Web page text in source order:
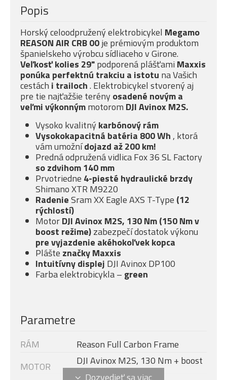
Popis
Horský celoodpružený elektrobicykel Megamo
REASON AIR CRB 00je prémiovým produktom
španielskeho výrobcu sídliaceho v Girone.
Veľkosť kolies 29"podporená plášťami Maxxis
ponúka perfektnú trakciu a istotu na Vašich
cestách i trailoch. Elektrobicykel stvorený aj
pre tie najťažšie terény osadené novým a
veľmivýkonnýmmotorom DJI Avinox M2S.
Vysoko kvalitný karbónový rám
Vysokokapacitná batéria 800 Wh , ktorá
vám umožnídojazd až 200 km!
Predná odpružená vidlica Fox 36 SL Factory
sozdvihom 140 mm
Prvotriedne 4-piesté hydraulické brzdy
Shimano XTR M9220
RadenieSram XX Eagle AXS T-Type (12
rýchlostí)
MotorDJI Avinox M2S, 130 Nm (150 Nm v
boost režime)zabezpečí dostatok výkonu
pre vyjazdenie akéhokoľvek kopca
Plášte značky Maxxis
Intuitívny displej DJI Avinox DP100
Farba elektrobicykla – green
Parametre
RÁM
Reason Full Carbon Frame
MOTOR
DJI Avinox M2S, 130 Nm + boost
- 150 Nm (1300 W)